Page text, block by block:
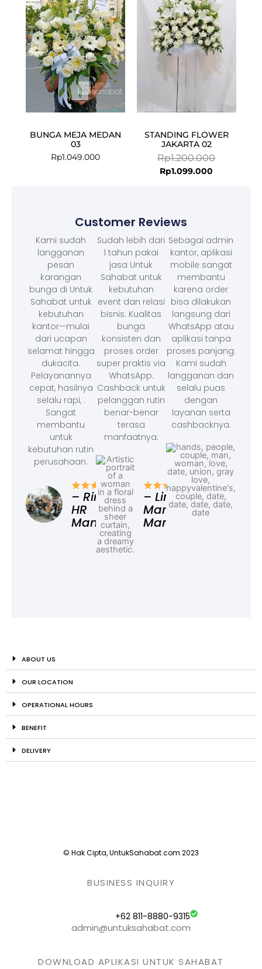
BUNGA MEJA MEDAN
03
Rp1.049.000
STANDING FLOWER
JAKARTA 02
Rp1.200.000
was:
Rp1.099.000
is:
Customer Reviews
Kami sudah
langganan
pesan
karangan
bunga di Untuk
Sahabat untuk
kebutuhan
kantor—mulai
dari ucapan
selamat hingga
dukacita.
Pelayanannya
cepat, hasilnya
selalu rapi, .
Sangat
membantu
untuk
kebutuhan rutin
perusahaan.
– Rina,
HR
Manager
Sudah lebih dari
1 tahun pakai
jasa Untuk
Sahabat untuk
kebutuhan
event dan relasi
bisnis. Kualitas
bunga
konsisten dan
proses order
super praktis via
WhatsApp.
Cashback untuk
pelanggan rutin
benar-benar
terasa
manfaatnya.
– Linda,
Marketing
Manager
Sebagai admin
kantor, aplikasi
mobile sangat
membantu
karena order
bisa dilakukan
langsung dari
WhatsApp atau
aplikasi tanpa
proses panjang.
Kami sudah
langganan dan
selalu puas
dengan
layanan serta
cashbacknya.
ABOUT US
OUR LOCATION
OPERATIONAL HOURS
BENEFIT
DELIVERY
© Hak Cipta, UntukSahabat.com 2023
BUSINESS INQUIRY
+62 811-8880-9315
admin@untuksahabat.com
DOWNLOAD APLIKASI UNTUK SAHABAT